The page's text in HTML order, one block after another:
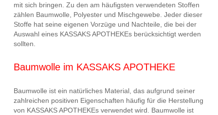
mit sich bringen. Zu den am häufigsten verwendeten Stoffen
zählen Baumwolle, Polyester und Mischgewebe. Jeder dieser
Stoffe hat seine eigenen Vorzüge und Nachteile, die bei der
Auswahl eines KASSAKS APOTHEKEs berücksichtigt werden
sollten.
Baumwolle im KASSAKS APOTHEKE
Baumwolle ist ein natürliches Material, das aufgrund seiner
zahlreichen positiven Eigenschaften häufig für die Herstellung
von KASSAKS APOTHEKEs verwendet wird. Baumwolle ist